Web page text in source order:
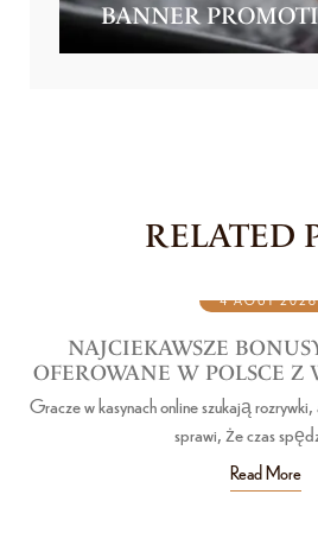
BANNER
RELATED
4 AOÛT 2026
NAJCIEKAWSZE
OFEROWANE W POLSCE Z
Gracze w kasynach online szukają
sprawi, że czas
Read More